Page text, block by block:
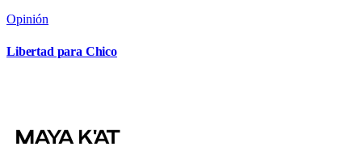
Opinión
Libertad para Chico